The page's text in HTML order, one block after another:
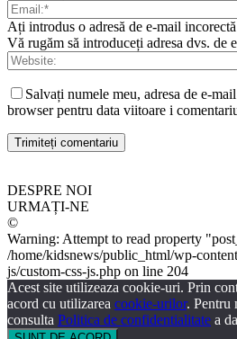
Ați introdus o adresă de e-mail
Vă rugăm să introduceți adresa dvs. de
Salvați numele meu, adresa de e-
browser pentru data viitoare i
DESPRE NOI
URMAȚI-NE
©
Warning: Attempt to read property
/home/kidsnews/public_html/wp-
js/custom-css-js.php on line 204
Acest site utilizeaza cookie-uri. Prin
acord cu utilizarea cookie-urilor. Pentru
consulta Politica de confidentialitate a